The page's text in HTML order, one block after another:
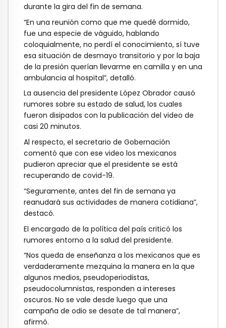
durante la gira del fin de semana.
“En una reunión como que me quedé dormido,
fue una especie de váguido, hablando
coloquialmente, no perdí el conocimiento, sí tuve
esa situación de desmayo transitorio y por la baja
de la presión querían llevarme en camilla y en una
ambulancia al hospital”, detalló.
La ausencia del presidente López Obrador causó
rumores sobre su estado de salud, los cuales
fueron disipados con la publicación del video de
casi 20 minutos.
Al respecto, el secretario de Gobernación
comentó que con ese video los mexicanos
pudieron apreciar que el presidente se está
recuperando de covid-19.
“Seguramente, antes del fin de semana ya
reanudará sus actividades de manera cotidiana”,
destacó.
El encargado de la política del país criticó los
rumores entorno a la salud del presidente.
“Nos queda de enseñanza a los mexicanos que es
verdaderamente mezquina la manera en la que
algunos medios, pseudoperiodistas,
pseudocolumnistas, responden a intereses
oscuros. No se vale desde luego que una
campaña de odio se desate de tal manera”,
afirmó.